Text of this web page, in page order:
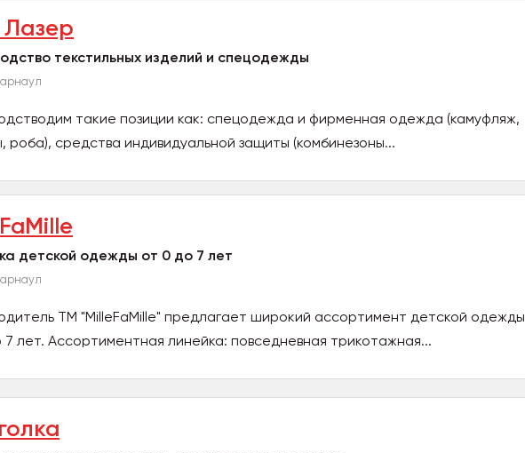
текстильных изделий и спецодежды
такие позиции как: спецодежда и фирменная одежда (камуфляж,
роба), средства индивидуальной защиты (комбинезоны...
детской одежды от 0 до 7 лет
ТМ "MilleFaMille" предлагает широкий ассортимент детской одежды
7 лет. Ассортиментная линейка: повседневная трикотажная...